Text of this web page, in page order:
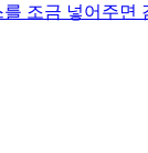
조금 넣어주면